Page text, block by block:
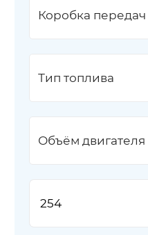
Коробка передач
Тип топлива
Объём двигателя